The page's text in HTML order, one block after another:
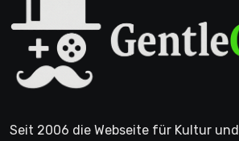
Seit 2006 die Webseite für Kultur und